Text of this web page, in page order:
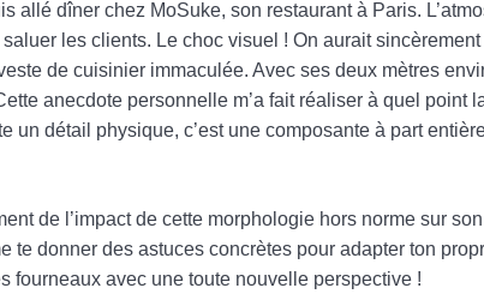
allé dîner chez MoSuke, son restaurant à Paris.
les clients. Le choc visuel ! On aurait sincèrement
de cuisinier immaculée. Avec ses deux mètres
anecdote personnelle m’a fait réaliser à quel point
un détail physique, c’est une composante à part
de l’impact de cette morphologie hors norme sur
te donner des astuces concrètes pour adapter ton
fourneaux avec une toute nouvelle perspective !